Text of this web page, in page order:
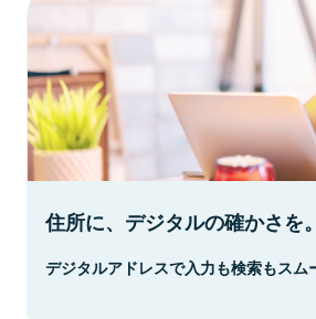
住所に、デジタルの確かさを。
デジタルアドレスで入力も検索もスム